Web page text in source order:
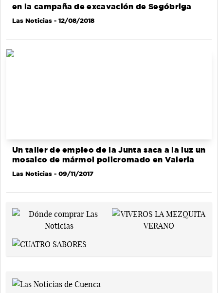
en la campaña de excavación de Segóbriga
Las Noticias - 12/08/2018
Un taller de empleo de la Junta saca a la luz un
mosaico de mármol policromado en Valeria
Las Noticias - 09/11/2017